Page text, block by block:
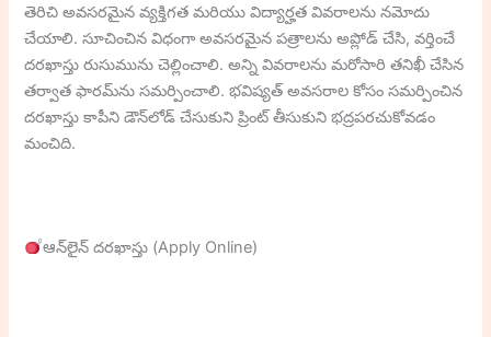
తెరిచి అవసరమైన వ్యక్తిగత మరియు విద్యార్హత వివరాలను నమోదు
చేయాలి. సూచించిన విధంగా అవసరమైన పత్రాలను అప్లోడ్ చేసి, వర్తించే
దరఖాస్తు రుసుమును చెల్లించాలి. అన్ని వివరాలను మరోసారి తనిఖీ చేసిన
తర్వాత ఫారమ్‌ను సమర్పించాలి. భవిష్యత్ అవసరాల కోసం సమర్పించిన
దరఖాస్తు కాపీని డౌన్‌లోడ్ చేసుకుని ప్రింట్ తీసుకుని భద్రపరచుకోవడం
మంచిది.
ఆన్‌లైన్ దరఖాస్తు (Apply Online)